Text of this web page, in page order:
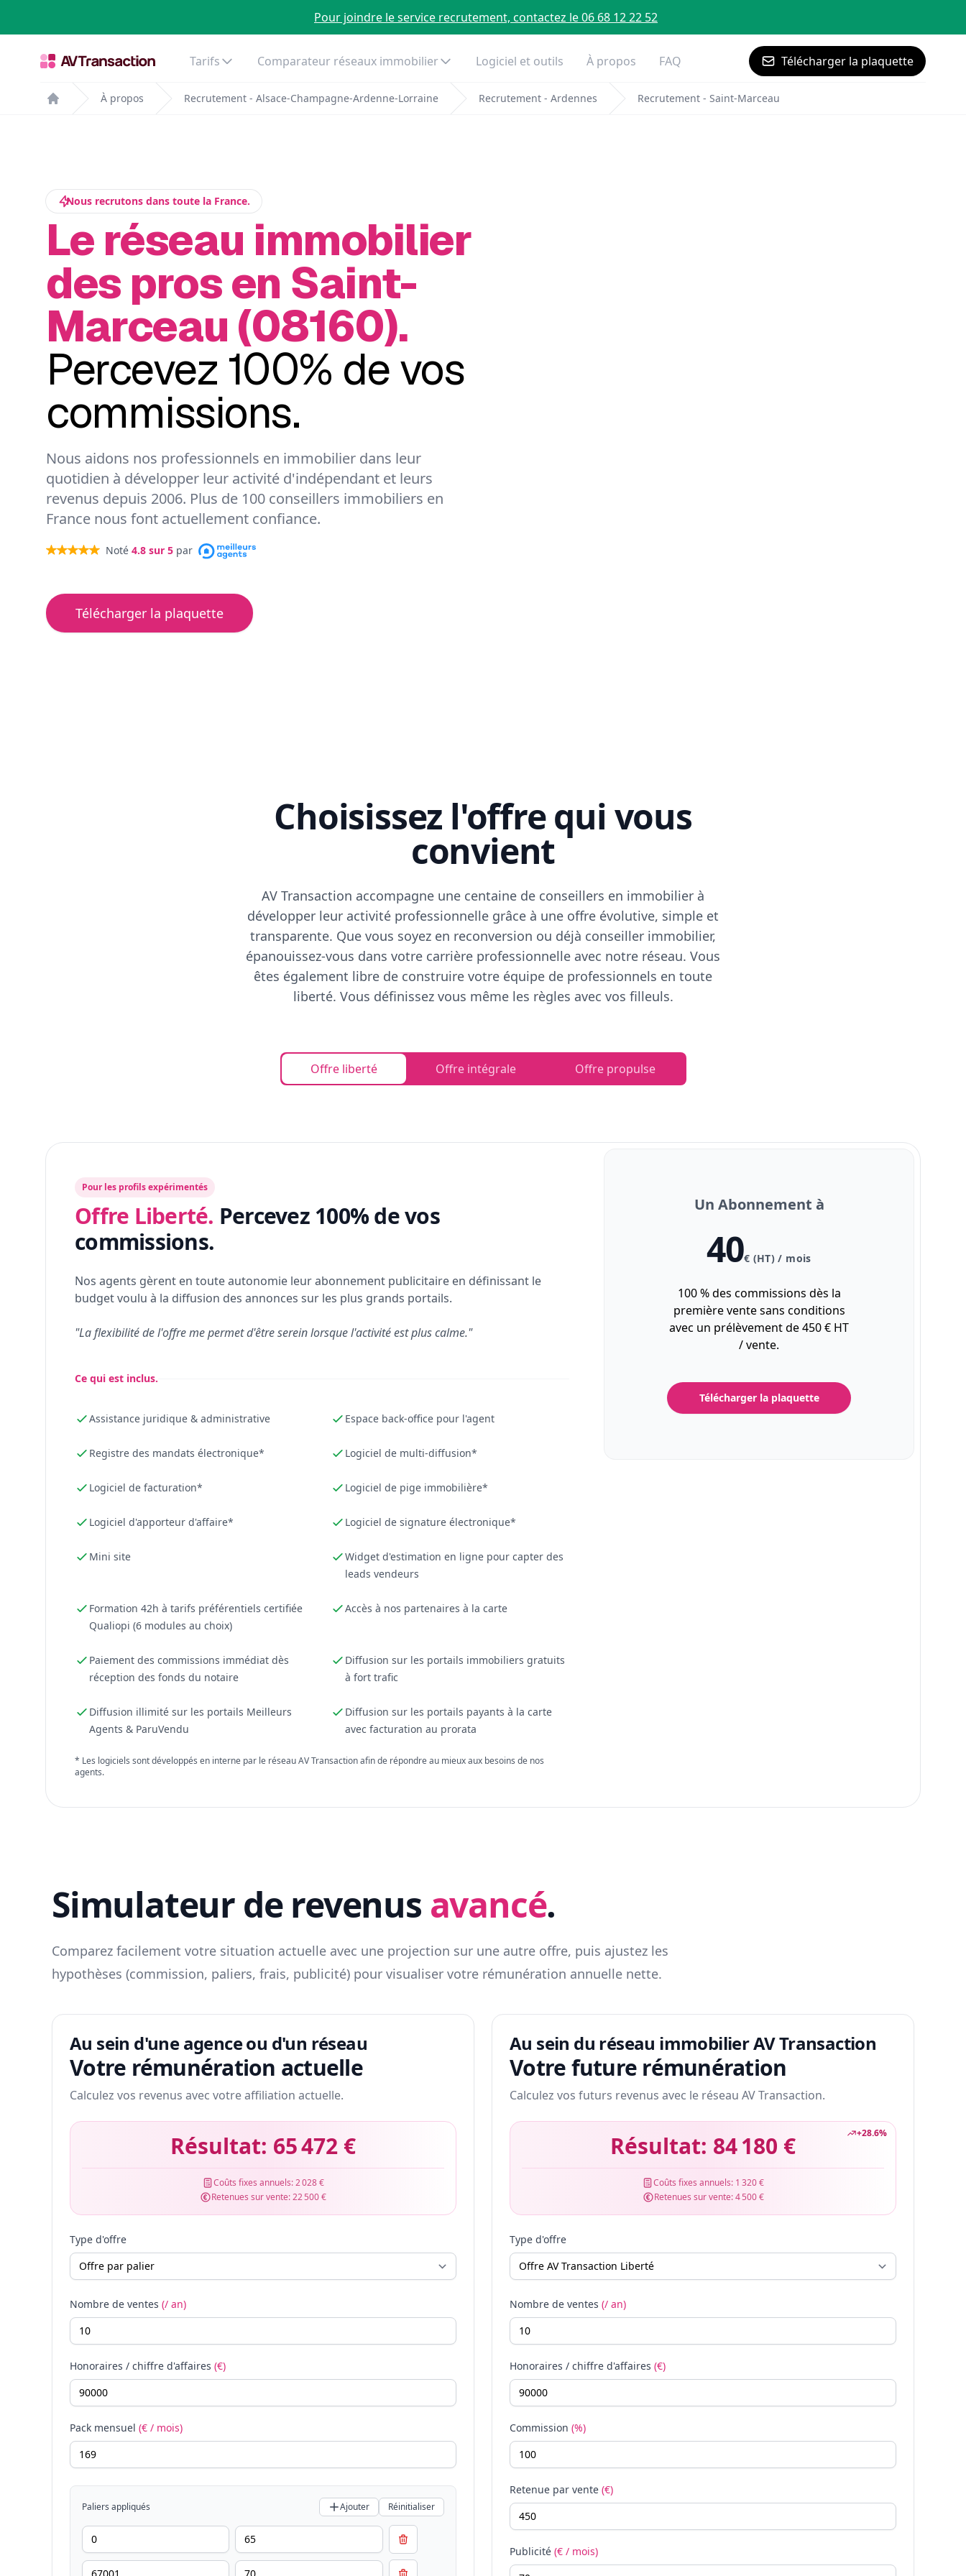
Pour joindre le service recrutement, contactez le 06 68 12 22 52
Tarifs Comparateur réseaux immobilier Logiciel et outils À propos FAQ Télécharger la plaquette
Home
À propos Recrutement - Alsace-Champagne-Ardenne-Lorraine Recrutement - Ardennes Recrutement - Saint-Marceau
Nous recrutons dans toute la France.
Le réseau immobilier
des pros en Saint-
Marceau (08160).
Percevez 100% de vos
commissions.
Nous aidons nos professionnels en immobilier dans leur
quotidien à développer leur activité d'indépendant et leurs
revenus depuis 2006. Plus de 100 conseillers immobiliers en
France nous font actuellement confiance.
Noté 4.8 sur 5 par
Télécharger la plaquette
Choisissez l'offre qui vous
convient
AV Transaction accompagne une centaine de conseillers en immobilier à
développer leur activité professionnelle grâce à une offre évolutive, simple et
transparente. Que vous soyez en reconversion ou déjà conseiller immobilier,
épanouissez-vous dans votre carrière professionnelle avec notre réseau. Vous
êtes également libre de construire votre équipe de professionnels en toute
liberté. Vous définissez vous même les règles avec vos filleuls.
Offre liberté Offre intégrale Offre propulse
Pour les profils expérimentés
Offre Liberté. Percevez 100% de vos
commissions.
Nos agents gèrent en toute autonomie leur abonnement publicitaire en définissant le
budget voulu à la diffusion des annonces sur les plus grands portails.
"La flexibilité de l'offre me permet d'être serein lorsque l'activité est plus calme."
Ce qui est inclus.
Assistance juridique & administrative Espace back-office pour l'agent
Registre des mandats électronique* Logiciel de multi-diffusion*
Logiciel de facturation* Logiciel de pige immobilière*
Logiciel d'apporteur d'affaire* Logiciel de signature électronique*
Mini site
Widget d'estimation en ligne pour capter des
leads vendeurs
Formation 42h à tarifs préférentiels certifiée
Qualiopi (6 modules au choix)
Accès à nos partenaires à la carte
Paiement des commissions immédiat dès
réception des fonds du notaire
Diffusion sur les portails immobiliers gratuits
à fort trafic
Diffusion illimité sur les portails Meilleurs
Agents & ParuVendu
Diffusion sur les portails payants à la carte
avec facturation au prorata
* Les logiciels sont développés en interne par le réseau AV Transaction afin de répondre au mieux aux besoins de nos
agents.
Un Abonnement à
40€ (HT) / mois
100 % des commissions dès la
première vente sans conditions
avec un prélèvement de 450 € HT
/ vente.
Télécharger la plaquette
Simulateur de revenus avancé.
Comparez facilement votre situation actuelle avec une projection sur une autre offre, puis ajustez les
hypothèses (commission, paliers, frais, publicité) pour visualiser votre rémunération annuelle nette.
Au sein d'une agence ou d'un réseau
Votre rémunération actuelle
Calculez vos revenus avec votre affiliation actuelle.
Résultat: 65 472 €
Coûts fixes annuels:2 028 €
Retenues sur vente:22 500 €
Type d'offre
Nombre de ventes (/ an)
Honoraires / chiffre d'affaires (€)
Pack mensuel (€ / mois)
Paliers appliqués Ajouter Réinitialiser
Au sein du réseau immobilier AV Transaction
Votre future rémunération
Calculez vos futurs revenus avec le réseau AV Transaction.
+28.6%
Résultat: 84 180 €
Coûts fixes annuels: 1 320 €
Retenues sur vente:4 500 €
Type d'offre
Nombre de ventes (/ an)
Honoraires / chiffre d'affaires (€)
Commission (%)
Retenue par vente (€)
Publicité (€ / mois)